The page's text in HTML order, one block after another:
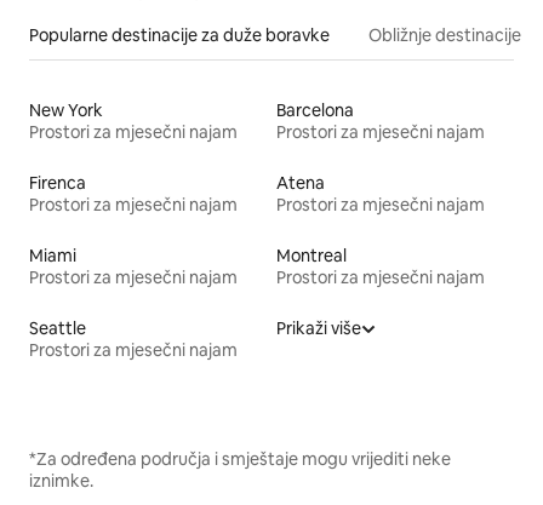
Popularne destinacije za duže boravke Obližnje destinacije
New York
Prostori za mjesečni najam
Barcelona
Prostori za mjesečni najam
Firenca
Prostori za mjesečni najam
Atena
Prostori za mjesečni najam
Miami
Prostori za mjesečni najam
Montreal
Prostori za mjesečni najam
Seattle
Prostori za mjesečni najam
Prikaži više
*Za određena područja i smještaje mogu vrijediti neke
iznimke.